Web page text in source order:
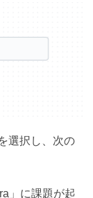
選択し、次の
」に課題が起